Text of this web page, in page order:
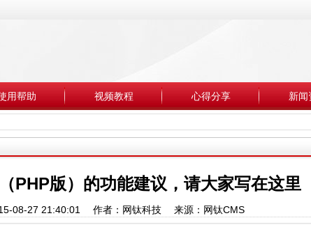
用帮助 视频教程 心得分享 新闻
PHP版）的功能建议，请大家写在这里
08-27 21:40:01 作者：网钛科技 来源：网钛CMS